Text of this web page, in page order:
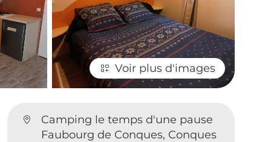
Voir plus d'images
Camping le temps d'une pause
Faubourg de Conques, Conques